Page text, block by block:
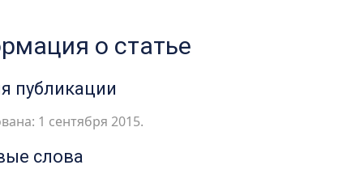
о статье
публикации
1 сентября 2015.
слова